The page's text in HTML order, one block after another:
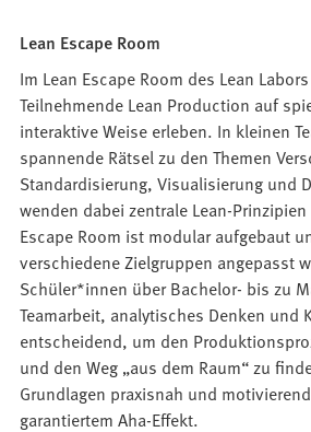
Lean Escape Room
Im Lean Escape Room des Lean
Teilnehmende Lean Production auf
interaktive Weise erleben. In kleinen
spannende Rätsel zu den Themen
Standardisierung, Visualisierung und
wenden dabei zentrale Lean-
Escape Room ist modular aufgebaut
verschiedene Zielgruppen angepasst
Schüler*innen über Bachelor- bis zu
Teamarbeit, analytisches Denken und
entscheidend, um den
und den Weg „aus dem Raum“ zu
Grundlagen praxisnah und
garantiertem Aha-Effekt.